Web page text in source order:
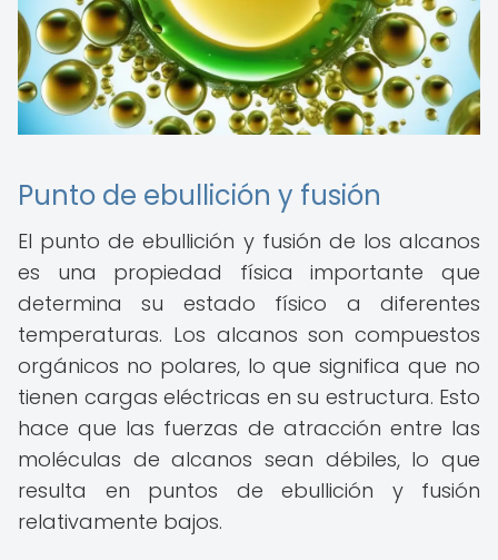
Punto de ebullición y fusión
El punto de ebullición y fusión de los alcanos
es una propiedad física importante que
determina su estado físico a diferentes
temperaturas. Los alcanos son compuestos
orgánicos no polares, lo que significa que no
tienen cargas eléctricas en su estructura. Esto
hace que las fuerzas de atracción entre las
moléculas de alcanos sean débiles, lo que
resulta en puntos de ebullición y fusión
relativamente bajos.